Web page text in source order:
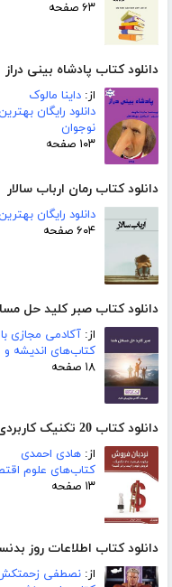
۶۳ صفحه
دانلود کتاب پادشاه بینی دراز
از: داینا مالوک
دانلود رایگان
نوجوان
۱۰۳ صفحه
دانلود کتاب رمان ارباب سالار
دانلود رایگان
۶۰۴ صفحه
دانلود کتاب صبر کلید حل
از: آکادمی مجازی
کتاب‌های اندیشه
۱۸ صفحه
دانلود کتاب 20 تکنیک کاربردی برای افزایش فروش
از: هادی احمدی
کتاب‌های علوم
۱۳ صفحه
دانلود کتاب اطلاعات روز
از: نصطفی